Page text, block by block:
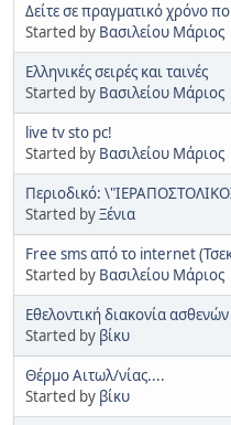
Δείτε σε πραγματικό χρόνο
Started by Βασιλείου Μάριος
Ελληνικές σειρές και ταινές
Started by Βασιλείου Μάριος
live tv sto pc!
Started by Βασιλείου Μάριος
Περιοδικό:
Started byΞένια
Free sms από το internet
Started by Βασιλείου Μάριος
Εθελοντική διακονία ασθενών
Started by βίκυ
Θέρμο Αιτωλ/νίας....
Started by βίκυ